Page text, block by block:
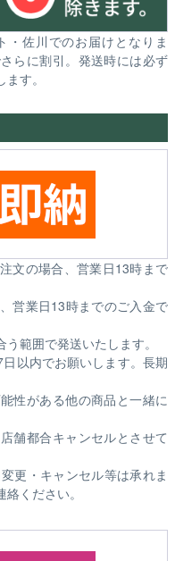
・佐川でのお届けとなりま
らに割引。発送時には必ず
す。
文の場合、営業日13時まで
営業日13時までのご入金で
範囲で発送いたします。
以内でお願いします。長期
性がある他の商品と一緒に
舗都合キャンセルとさせて
更・キャンセル等は承れま
ください。